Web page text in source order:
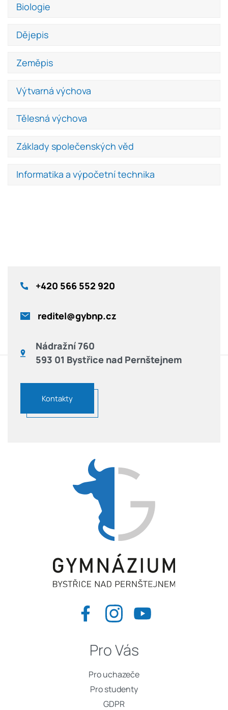
Biologie
Dějepis
Zeměpis
Výtvarná výchova
Tělesná výchova
Základy společenských věd
Informatika a výpočetní technika
+420 566 552 920
reditel@gybnp.cz
Nádražní 760
593 01 Bystřice nad Pernštejnem
Kontakty
Pro Vás
Pro uchazeče
Pro studenty
GDPR